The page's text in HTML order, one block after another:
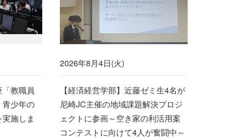
教職員
青少年の
施しま
2026年8月4日(火)
【経済経営学部】近藤ゼミ生4名が
尼崎JC主催の地域課題解決プロジ
ェクトに参画～空き家の利活用案
コンテストに向けて4人が奮闘中～